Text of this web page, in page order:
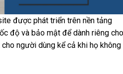
được phát triển trên nền tảng
độ và bảo mật để dành riêng cho
người dùng kể cả khi họ không